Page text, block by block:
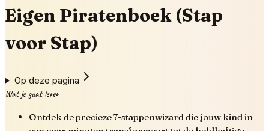
Eigen Piratenboek (Stap
voor Stap)
Op deze pagina
Wat je gaat leren
Ontdek de precieze 7-stappenwizard die jouw kind in